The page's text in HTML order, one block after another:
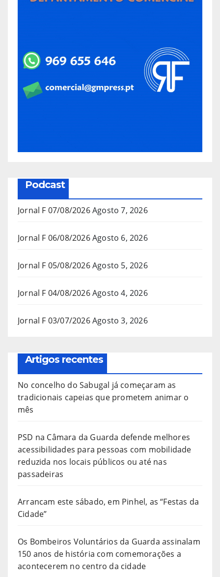
Podcast
Jornal F 07/08/2026Agosto 7, 2026
Jornal F 06/08/2026Agosto 6, 2026
Jornal F 05/08/2026Agosto 5, 2026
Jornal F 04/08/2026Agosto 4, 2026
Jornal F 03/07/2026Agosto 3, 2026
Artigos recentes
No concelho do Sabugal já começaram as
tradicionais capeias que prometem animar o
mês
PSD na Câmara da Guarda defende melhores
acessibilidades para pessoas com mobilidade
reduzida nos locais públicos ou até nas
passadeiras
Arrancam este sábado, em Pinhel, as “Festas da
Cidade”
Os Bombeiros Voluntários da Guarda assinalam
150 anos de história com comemorações a
acontecerem no centro da cidade